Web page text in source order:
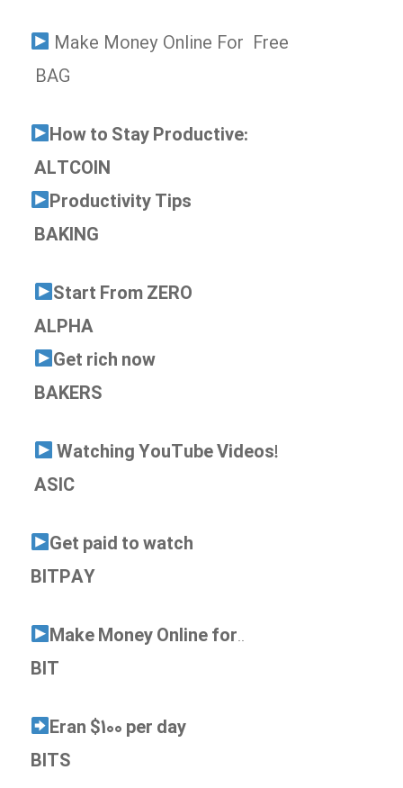
Make Money Online For Free
BAG
How to Stay Productive:
ALTCOIN
Productivity Tips
BAKING
Start From ZERO
ALPHA
Get rich now
BAKERS
Watching YouTube Videos!
ASIC
Get paid to watch
BITPAY
Make Money Online for..
BIT
Eran $100 per day
BITS